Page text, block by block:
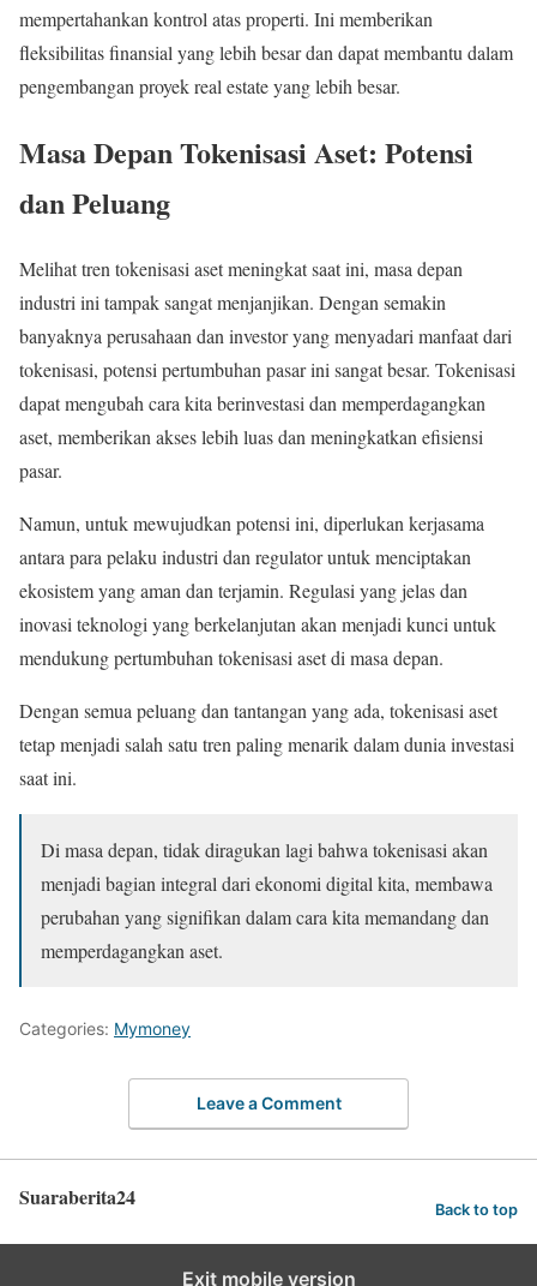
mempertahankan kontrol atas properti. Ini memberikan
fleksibilitas finansial yang lebih besar dan dapat membantu dalam
pengembangan proyek real estate yang lebih besar.
Masa Depan Tokenisasi Aset: Potensi
dan Peluang
Melihat tren tokenisasi aset meningkat saat ini, masa depan
industri ini tampak sangat menjanjikan. Dengan semakin
banyaknya perusahaan dan investor yang menyadari manfaat dari
tokenisasi, potensi pertumbuhan pasar ini sangat besar. Tokenisasi
dapat mengubah cara kita berinvestasi dan memperdagangkan
aset, memberikan akses lebih luas dan meningkatkan efisiensi
pasar.
Namun, untuk mewujudkan potensi ini, diperlukan kerjasama
antara para pelaku industri dan regulator untuk menciptakan
ekosistem yang aman dan terjamin. Regulasi yang jelas dan
inovasi teknologi yang berkelanjutan akan menjadi kunci untuk
mendukung pertumbuhan tokenisasi aset di masa depan.
Dengan semua peluang dan tantangan yang ada, tokenisasi aset
tetap menjadi salah satu tren paling menarik dalam dunia investasi
saat ini.
Di masa depan, tidak diragukan lagi bahwa tokenisasi akan
menjadi bagian integral dari ekonomi digital kita, membawa
perubahan yang signifikan dalam cara kita memandang dan
memperdagangkan aset.
Categories: Mymoney
Leave a Comment
Suaraberita24 Back to top
Exit mobile version